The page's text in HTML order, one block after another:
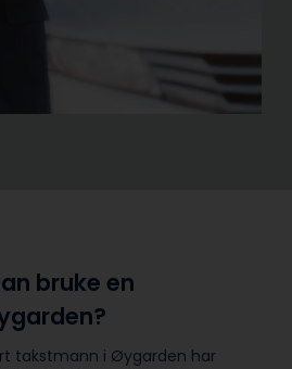
bruke en
takstmann i Øygarden har